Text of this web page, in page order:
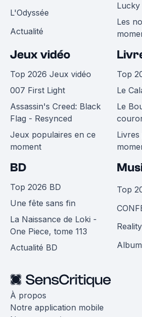
L'Odyssée
Actualité
Lucky
Les
Jeux vidéo
Top 2026 Jeux vidéo
007 First Light
Assassin's Creed: Black
Flag - Resynced
Jeux populaires en ce
moment
Top
Le
Le
BD
Top 2026 BD
Une fête sans fin
La Naissance de Loki -
One Piece, tome 113
Actualité BD
Top
À propos
Notre application mobile